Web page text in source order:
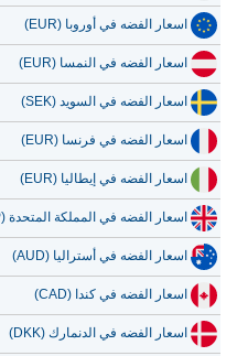
اسعار الفضه في أوروبا (EUR)
اسعار الفضه في النمسا (EUR)
اسعار الفضه في السويد (SEK)
اسعار الفضه في فرنسا (EUR)
اسعار الفضه في إيطاليا (EUR)
اسعار الفضه في المملكة المتحدة (GBP)
اسعار الفضه في أستراليا (AUD)
اسعار الفضه في كندا (CAD)
اسعار الفضه في الدنمارك (DKK)